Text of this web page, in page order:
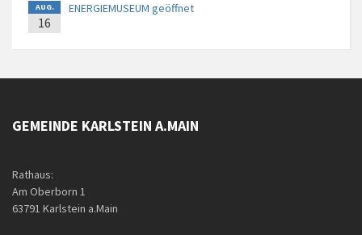
AUG.
16
ENERGIEMUSEUM geöffnet
GEMEINDE KARLSTEIN A.MAIN
Rathaus:
Am Oberborn 1
63791 Karlstein a.Main